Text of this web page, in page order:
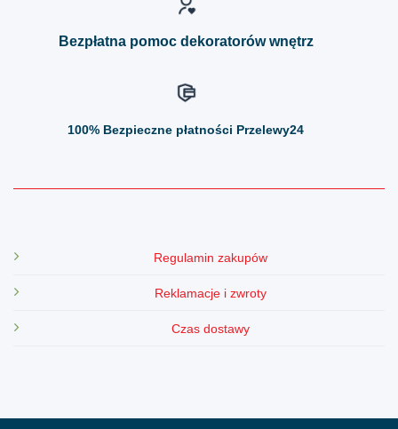
Bezpłatna pomoc dekoratorów wnętrz
100% Bezpieczne płatności Przelewy24
Regulamin zakupów
Reklamacje i zwroty
Czas dostawy